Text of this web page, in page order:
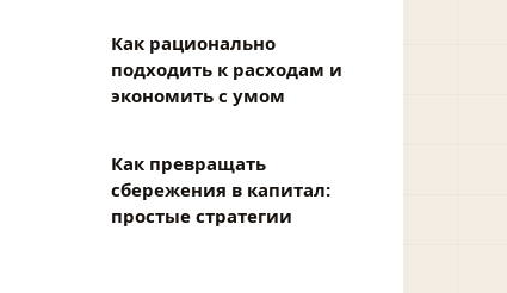
Как рационально
подходить к расходам и
экономить с умом
Как превращать
сбережения в капитал:
простые стратегии